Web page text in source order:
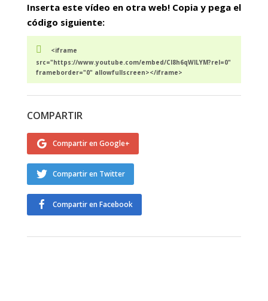
Inserta este vídeo en otra web! Copia y pega el
código siguiente:
<iframe
src="https://www.youtube.com/embed/CI8h6qWILYM?rel=0"
frameborder="0" allowfullscreen></iframe>
COMPARTIR
Compartir en Google+
Compartir en Twitter
Compartir en Facebook